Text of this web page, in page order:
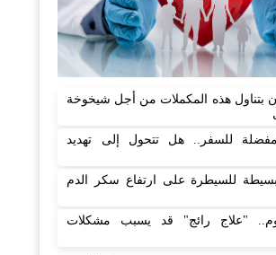
بتناول هذه المكملات من أجل شيخوخة
للسفر.. هل تتحول إلى تهديد
للسيطرة على ارتفاع سكر الدم
"علاج رائج" قد يسبب مشكلات